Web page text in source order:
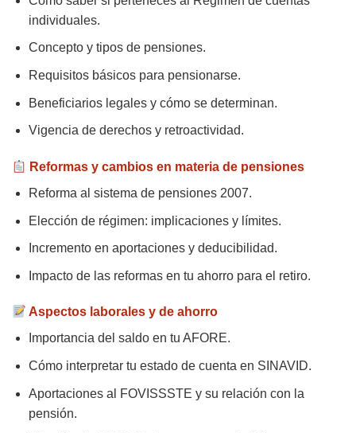
individuales.
Concepto y tipos de pensiones.
Requisitos básicos para pensionarse.
Beneficiarios legales y cómo se determinan.
Vigencia de derechos y retroactividad.
Reformas y cambios en materia de pensiones
Reforma al sistema de pensiones 2007.
Elección de régimen: implicaciones y límites.
Incremento en aportaciones y deducibilidad.
Impacto de las reformas en tu ahorro para el retiro.
Aspectos laborales y de ahorro
Importancia del saldo en tu AFORE.
Cómo interpretar tu estado de cuenta en SINAVID.
Aportaciones al FOVISSSTE y su relación con la
pensión.